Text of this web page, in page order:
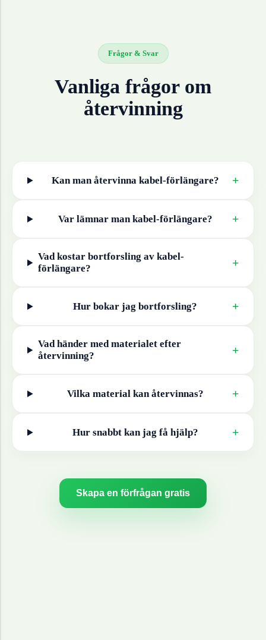
Frågor & Svar
Vanliga frågor om
återvinning
Kan man återvinna kabel-förlängare? +
Var lämnar man kabel-förlängare? +
Vad kostar bortforsling av kabel-
förlängare? +
Hur bokar jag bortforsling? +
Vad händer med materialet efter
återvinning?
+
Vilka material kan återvinnas? +
Hur snabbt kan jag få hjälp? +
Skapa en förfrågan gratis